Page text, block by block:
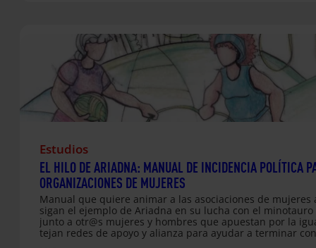
Estudios
EL HILO DE ARIADNA: MANUAL DE INCIDENCIA POLÍTICA
ORGANIZACIONES DE MUJERES
Manual que quiere animar a las asociaciones de mujeres
sigan el ejemplo de Ariadna en su lucha con el minotauro
junto a otr@s mujeres y hombres que apuestan por la
tejan redes de apoyo y alianza para ayudar a terminar